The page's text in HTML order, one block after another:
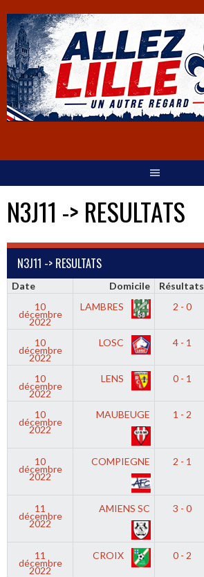
N3J11 -> RESULTATS
N3J11 -> RESULTATS
Date Domicile Résultats
10
décembre
2022
LAMBRES 2 - 0
10
décembre
2022
LOSC 4 - 1
10
décembre
2022
LENS 0 - 1
10
décembre
2022
MAUBEUGE 1 - 2
10
décembre
2022
COMPIEGNE 2 - 1
11
décembre
2022
AMIENS SC 3 - 0
11
décembre
2022
CROIX 0 - 2